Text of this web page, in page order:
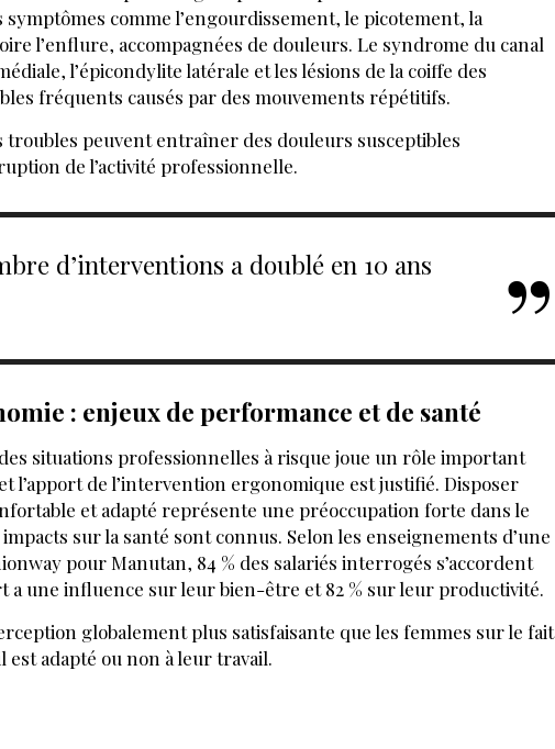
symptômes comme l’engourdissement, le picotement, la
l’enflure, accompagnées de douleurs. Le syndrome du canal
l’épicondylite latérale et les lésions de la coiffe des
fréquents causés par des mouvements répétitifs.
troubles peuvent entraîner des douleurs susceptibles
de l’activité professionnelle.
d’interventions a doublé en 10 ans
: enjeux de performance et de santé
situations professionnelles à risque joue un rôle important
l’apport de l’intervention ergonomique est justifié. Disposer
et adapté représente une préoccupation forte dans le
sur la santé sont connus. Selon les enseignements d’une
pour Manutan, 84 % des salariés interrogés s’accordent
a une influence sur leur bien-être et 82 % sur leur productivité.
globalement plus satisfaisante que les femmes sur le fait
est adapté ou non à leur travail.